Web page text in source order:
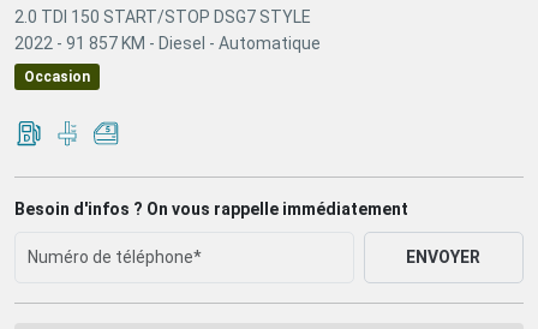
2.0 TDI 150 START/STOP DSG7 STYLE
2022 - 91 857 KM - Diesel - Automatique
Occasion
Besoin d'infos ? On vous rappelle immédiatement
ENVOYER